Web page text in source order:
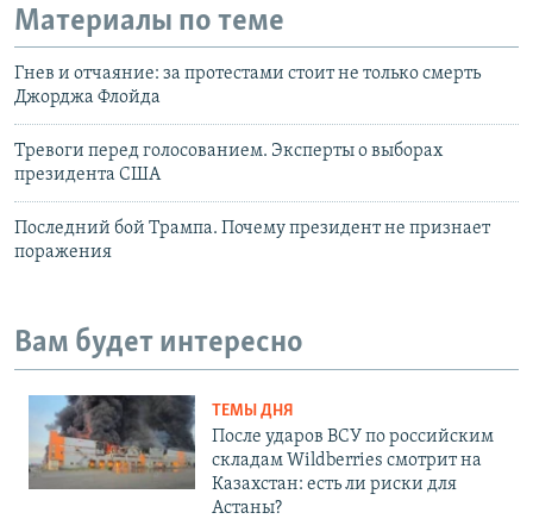
Материалы по теме
Гнев и отчаяние: за протестами стоит не только смерть
Джорджа Флойда
Тревоги перед голосованием. Эксперты о выборах
президента США
Последний бой Трампа. Почему президент не признает
поражения
Вам будет интересно
ТЕМЫ ДНЯ
После ударов ВСУ по российским
складам Wildberries смотрит на
Казахстан: есть ли риски для
Астаны?